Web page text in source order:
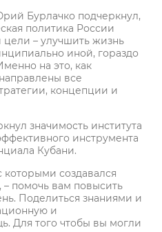
Бурлачко подчеркнул,
политика России
цели – улучшить жизнь
иной, гораздо
на это, как
все
концепции и
значимость института
инструмента
Кубани.
которыми создавался
– помочь вам повысить
Поделиться знаниями и
и
Для того чтобы вы могли